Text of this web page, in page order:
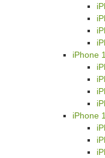
iPhone
iPhone